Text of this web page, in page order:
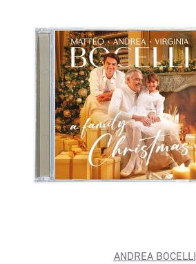
ANDREA BOCELLI